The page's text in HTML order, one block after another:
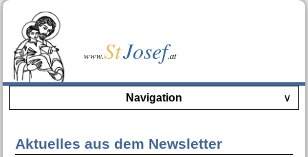
www.StJosef.at
Navigation ∨
Aktuelles aus dem Newsletter